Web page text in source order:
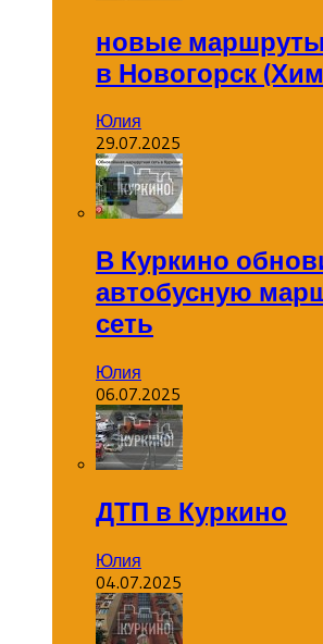
новые маршруты
в Новогорск
Юлия
29.07.2025
В Куркино
автобусную
сеть
Юлия
06.07.2025
ДТП в Куркино
Юлия
04.07.2025